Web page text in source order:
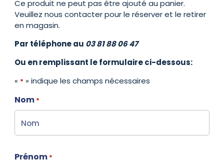
Ce produit ne peut pas être ajouté au panier.
Veuillez nous contacter pour le réserver et le retirer
en magasin.
Par téléphone au 03 81 88 06 47
Ou en remplissant le formulaire ci-dessous:
« * » indique les champs nécessaires
Nom *
Prénom *